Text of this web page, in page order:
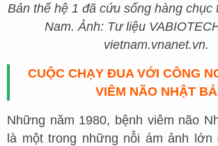
Bản thế hệ 1 đã cứu sống hàng chục
Nam. Ảnh: Tư liệu
vietnam.vnanet.vn.
CUỘC CHẠY ĐUA VỚI CÔNG
VIÊM NÃO NHẬT
Những năm 1980, bệnh viêm não
là một trong những nỗi ám ảnh lớn